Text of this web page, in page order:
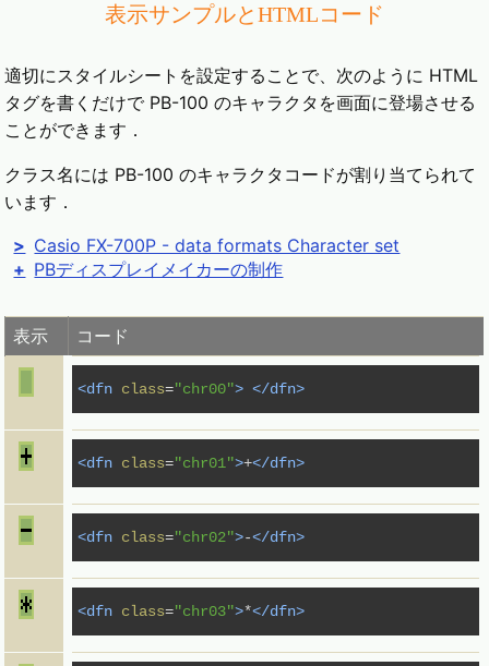
表示サンプルとHTMLコード
適切にスタイルシートを設定することで、次のように HTML
タグを書くだけで PB-100 のキャラクタを画面に登場させる
ことができます．
クラス名には PB-100 のキャラクタコードが割り当てられて
います．
Casio FX-700P - data formats Character set
PBディスプレイメイカーの制作
表示 コード
<dfn class="chr00"> </dfn>
<dfn class="chr01">+</dfn>
<dfn class="chr02">-</dfn>
<dfn class="chr03">*</dfn>